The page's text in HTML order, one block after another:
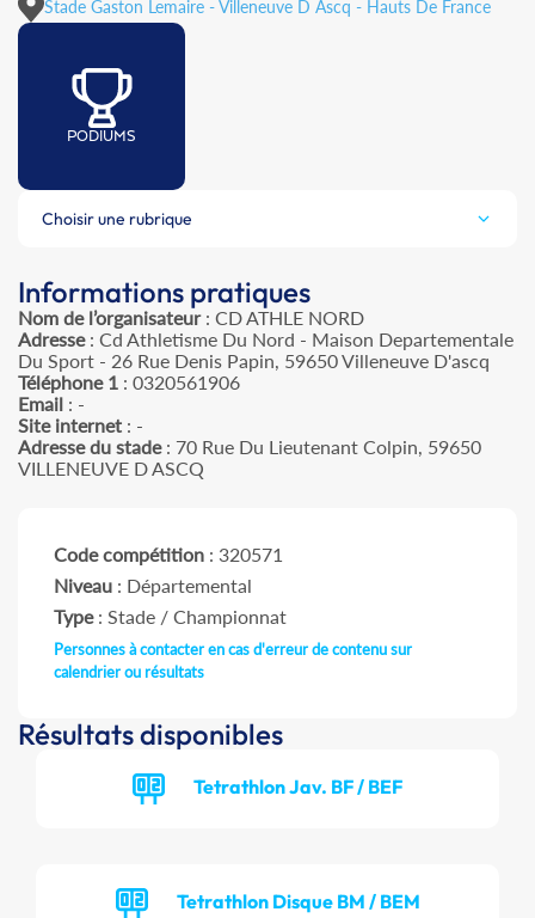
Stade Gaston Lemaire - Villeneuve D Ascq - Hauts De France
PODIUMS
Choisir une rubrique
Informations pratiques
Nom de l’organisateur: CD ATHLE NORD
Adresse: Cd Athletisme Du Nord - Maison Departementale
Du Sport - 26 Rue Denis Papin, 59650 Villeneuve D'ascq
Téléphone 1 : 0320561906
Email : -
Site internet : -
Adresse du stade: 70 Rue Du Lieutenant Colpin, 59650
VILLENEUVE D ASCQ
Code compétition : 320571
Niveau : Départemental
Type: Stade / Championnat
Personnes à contacter en cas d'erreur de contenu sur
calendrier ou résultats
Résultats disponibles
Tetrathlon Jav. BF / BEF
Tetrathlon Disque BM / BEM